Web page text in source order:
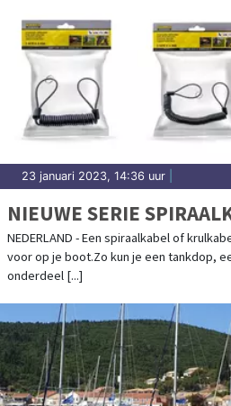
23 januari 2023, 14:36 uur
NIEUWE SERIE
NEDERLAND - Een spiraalkabel of
voor op je boot.Zo kun je een tankdop,
onderdeel [...]